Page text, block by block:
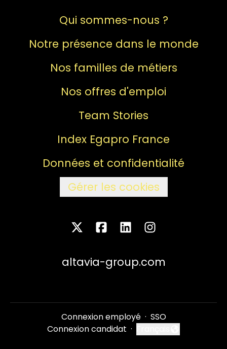
Qui sommes-nous ?
Notre présence dans le monde
Nos familles de métiers
Nos offres d'emploi
Team Stories
Index Egapro France
Données et confidentialité
Gérer les cookies
altavia-group.com
Connexion employé · SSO
Connexion candidat · Changer la langue